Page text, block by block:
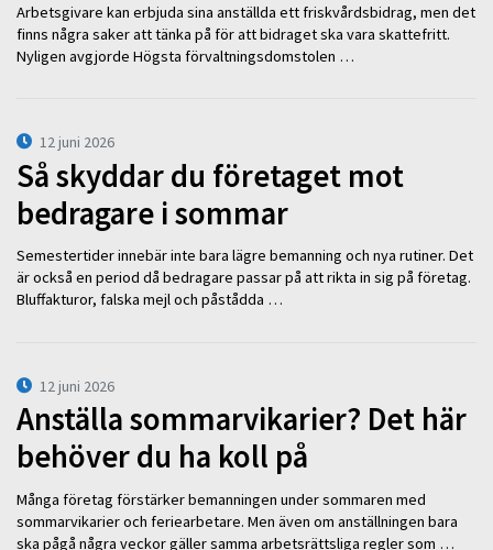
Arbetsgivare kan erbjuda sina anställda ett friskvårdsbidrag, men det
finns några saker att tänka på för att bidraget ska vara skattefritt.
Nyligen avgjorde Högsta förvaltningsdomstolen …
12 juni 2026
Så skyddar du företaget mot
bedragare i sommar
Semestertider innebär inte bara lägre bemanning och nya rutiner. Det
är också en period då bedragare passar på att rikta in sig på företag.
Bluffakturor, falska mejl och påstådda …
12 juni 2026
Anställa sommarvikarier? Det här
behöver du ha koll på
Många företag förstärker bemanningen under sommaren med
sommarvikarier och feriearbetare. Men även om anställningen bara
ska pågå några veckor gäller samma arbetsrättsliga regler som …